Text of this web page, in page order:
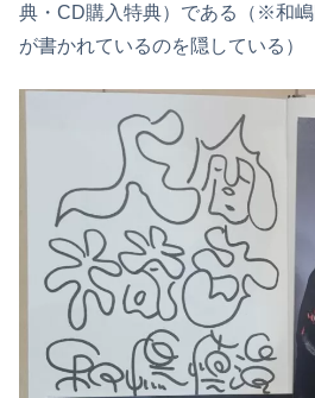
典・CD購入特典）である（※和
が書かれているのを隠している）